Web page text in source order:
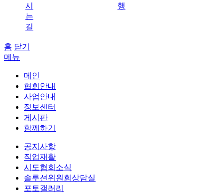
시
는
길
행
홈 닫기
메뉴
메인
협회안내
사업안내
정보센터
게시판
함께하기
공지사항
직업재활
시도협회소식
솔루션위원회상담실
포토갤러리